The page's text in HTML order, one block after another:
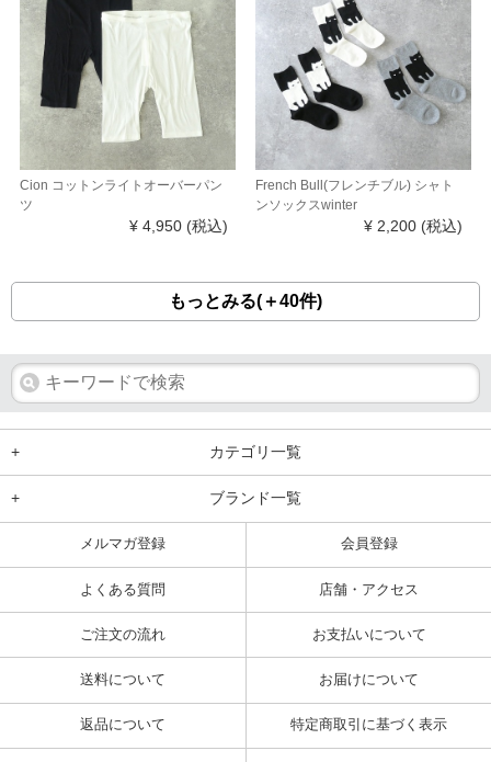
Cion コットンライトオーバーパン
ツ
¥ 4,950 (税込)
French Bull(フレンチブル) シャト
ンソックスwinter
¥ 2,200 (税込)
もっとみる(＋40件)
+ カテゴリ一覧
+ ブランド一覧
メルマガ登録 会員登録
よくある質問 店舗・アクセス
ご注文の流れ お支払いについて
送料について お届けについて
返品について 特定商取引に基づく表示